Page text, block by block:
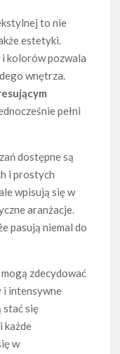
to nie
estetyki.
kolorów pozwala
wnętrza.
pełni
dostępne są
i prostych
wpisują się w
aranżacje.
pasują niemal do
zdecydować
i intensywne
stać się
każde
w